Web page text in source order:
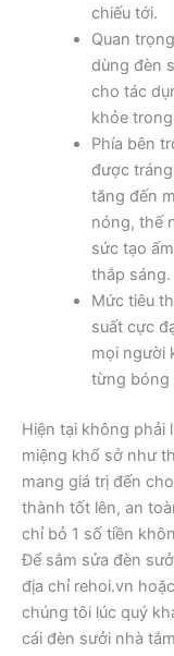
chiếu tới.
Quan
dùng đèn
cho tác
khỏe
Phía bên
được
tăng đến
nóng, thế
sức tạo
thắp sáng.
Mức tiêu
suất cực
mọi người
từng bóng
Hiện tại không phải
miệng khổ sở như
mang giá trị đến
thành tốt lên, an
chỉ bỏ 1 số tiền
Để sắm sửa đèn
địa chỉ rehoi.vn
chúng tôi lúc quý
cái đèn sưởi nhà